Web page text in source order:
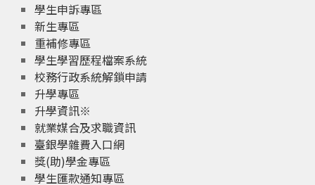
學生申訴專區
新生專區
重補修專區
學生學習歷程檔案系統
校務行政系統解鎖申請
升學專區
升學資訊※
就業媒合及求職資訊
臺銀學雜費入口網
獎(助)學金專區
學生匯款通知專區